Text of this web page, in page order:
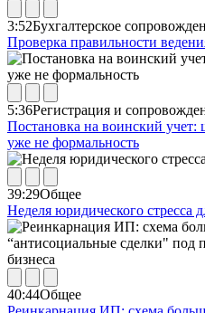
3:52Бухгалтерское
Проверка правильности
5:36Регистрация и
Постановка на воинский
уже не формальность
39:29Общее
Неделя юридического стресса
40:44Общее